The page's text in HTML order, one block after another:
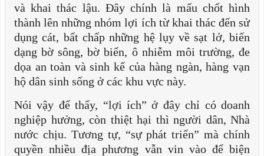
và khai thác lậu. Đây chính là mấu chốt hình
thành lên những nhóm lợi ích từ khai thác đến sử
dụng cát, bất chấp những hệ lụy về sạt lở, biến
dạng bờ sông, bờ biển, ô nhiễm môi trường, đe
dọa an toàn và sinh kế của hàng ngàn, hàng vạn
hộ dân sinh sống ở các khu vực này.
Nói vậy để thấy, “lợi ích” ở đây chỉ có doanh
nghiệp hưởng, còn thiệt hại thì người dân, Nhà
nước chịu. Tương tự, “sự phát triển” mà chính
quyền nhiều địa phương vẫn vin vào để biện